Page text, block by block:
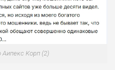
Аипекс Корп (2)